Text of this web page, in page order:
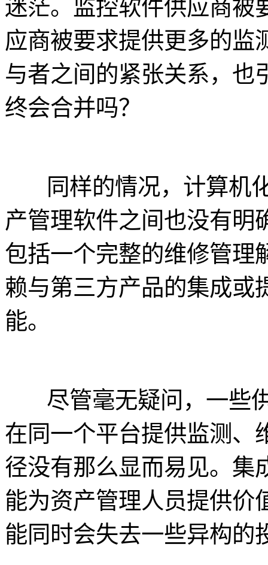
迷茫。监控软件供应商被
应商被要求提供更多的监
与者之间的紧张关系，也
终会合并吗？
同样的情况，计算机
产管理软件之间也没有明
包括一个完整的维修管理
赖与第三方产品的集成或
能。
尽管毫无疑问，一些
在同一个平台提供监测、
径没有那么显而易见。集
能为资产管理人员提供价
能同时会失去一些异构的